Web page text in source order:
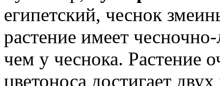
египетский, чеснок
растение имеет
чем у чеснока. Растение
цветоноса достигает